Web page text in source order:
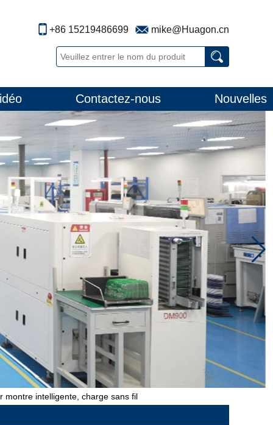
+86 15219486699 mike@Huagon.cn
Contactez-nous Nouvelles
montre intelligente, charge sans fil